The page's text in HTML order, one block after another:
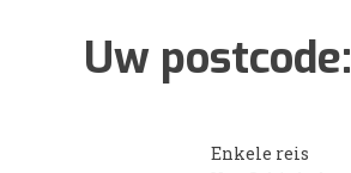
Uw postcode:
Enkele reis